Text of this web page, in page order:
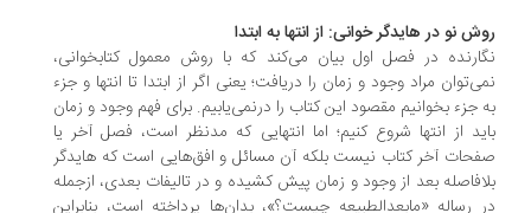
نو در هایدگر خوانی: از انتها به ابتدا
در فصل اول بیان می‌کند که با روش معمول کتابخوانی،
مراد وجود و زمان را دریافت؛ یعنی اگر از ابتدا تا انتها و جزء
جزء بخوانیم مقصود این کتاب را درنمی‌یابیم. برای فهم وجود و زمان
از انتها شروع کنیم؛ اما انتهایی که مدنظر است، فصل آخر یا
آخر کتاب نیست بلکه آن مسائل و افق‌هایی است که هایدگر
بعد از وجود و زمان پیش کشیده و در تالیفات بعدی، ازجمله
رساله «مابعدالطبیعه چیست؟»، بدان‌ها پرداخته است، بنابراین